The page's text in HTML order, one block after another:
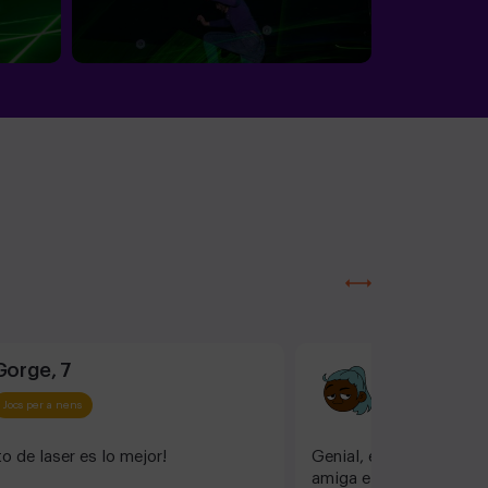
7
Jocs per a nens
de laser es lo mejor!
Genial, en diciembre
amiga e hicimos